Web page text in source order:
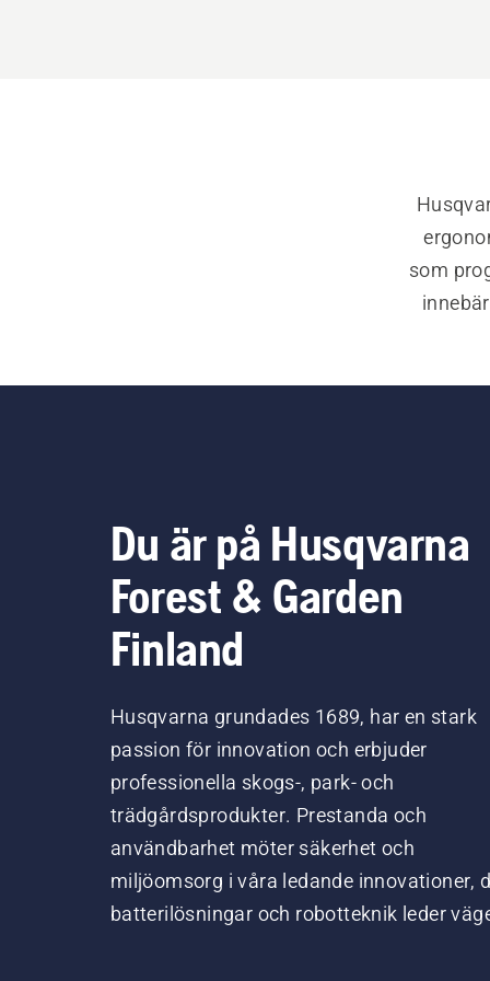
som
Du är på Husqvarna
Forest & Garden
Finland
Husqvarna grundades 1689, har en stark
passion för innovation och erbjuder
professionella skogs-, park- och
trädgårdsprodukter. Prestanda och
användbarhet möter säkerhet och
miljöomsorg i våra ledande innovationer,
batterilösningar och robotteknik leder